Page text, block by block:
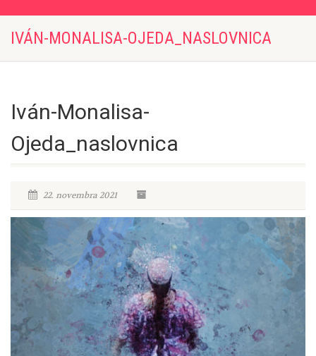
IVÁN-MONALISA-OJEDA_NASLOVNICA
Iván-Monalisa-
Ojeda_naslovnica
22. novembra 2021